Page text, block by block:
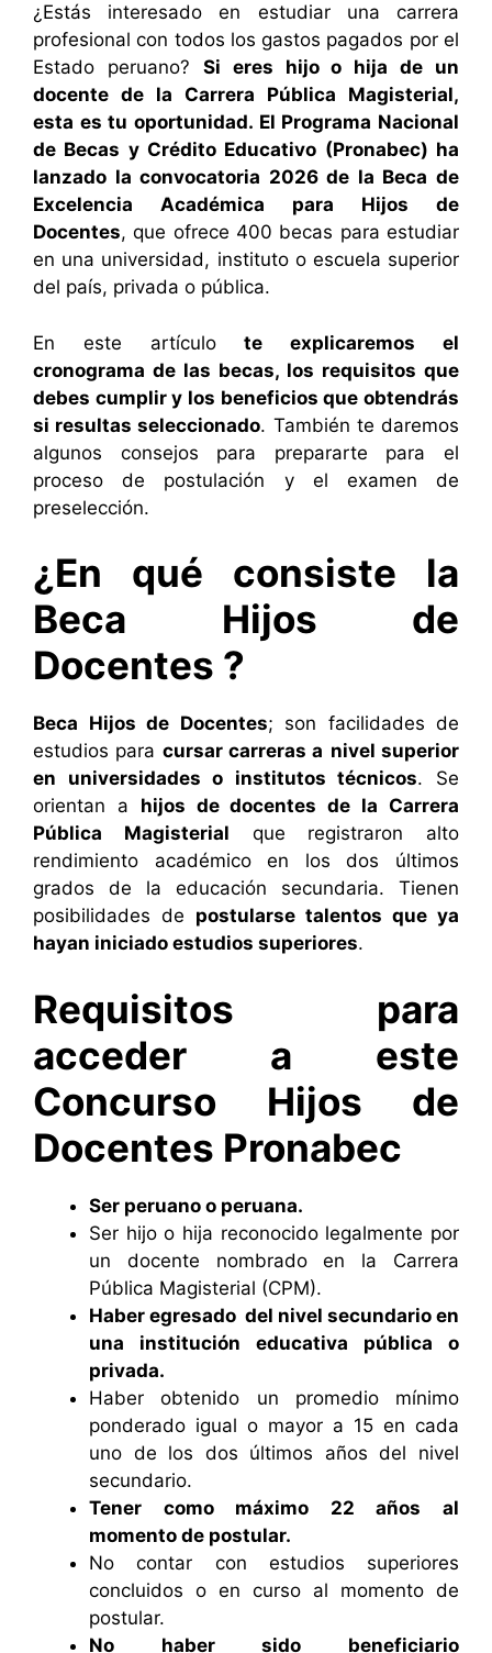
¿Estás interesado en estudiar una carrera
profesional con todos los gastos pagados por el
Estado peruano? Si eres hijo o hija de un
docente de la Carrera Pública Magisterial,
esta es tu oportunidad. El Programa Nacional
de Becas y Crédito Educativo (Pronabec) ha
lanzado la convocatoria 2026 de la Beca de
Excelencia Académica para Hijos de
Docentes, que ofrece 400 becas para estudiar
en una universidad, instituto o escuela superior
del país, privada o pública.
En este artículote explicaremos el
cronograma de las becas, los requisitos que
debes cumplir y los beneficios que obtendrás
si resultas seleccionado. También te daremos
algunos consejos para prepararte para el
proceso de postulación y el examen de
preselección.
¿En qué consiste la
Beca Hijos de
Docentes ?
Beca Hijos de Docentes; son facilidades de
estudios para cursar carreras a nivel superior
en universidades o institutos técnicos. Se
orientan a hijos de docentes de la Carrera
Pública Magisterial que registraron alto
rendimiento académico en los dos últimos
grados de la educación secundaria. Tienen
posibilidades de postularse talentos que ya
hayan iniciado estudios superiores.
Requisitos para
acceder a este
Concurso Hijos de
Docentes Pronabec
Ser peruano o peruana.
Ser hijo o hija reconocido legalmente por
un docente nombrado en la Carrera
Pública Magisterial (CPM).
Haber egresado del nivel secundario en
una institución educativa pública o
privada.
Haber obtenido un promedio mínimo
ponderado igual o mayor a 15 en cada
uno de los dos últimos años del nivel
secundario.
Tener como máximo 22 años al
momento de postular.
No contar con estudios superiores
concluidos o en curso al momento de
postular.
No haber sido beneficiario